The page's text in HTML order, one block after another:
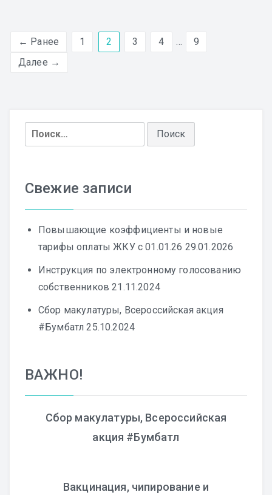
← Ранее 1 2 3 4 …
9
Далее →
Найти:
Свежие записи
Повышающие коэффициенты и новые
тарифы оплаты ЖКУ с 01.01.26 29.01.2026
Инструкция по электронному голосованию
собственников 21.11.2024
Сбор макулатуры, Всероссийская акция
#Бумбатл 25.10.2024
ВАЖНО!
Сбор макулатуры, Всероссийская
акция #Бумбатл
Вакцинация, чипирование и